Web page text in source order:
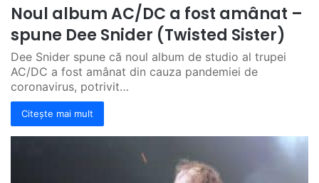
Noul album AC/DC a fost amânat –
spune Dee Snider (Twisted Sister)
Dee Snider spune că noul album de studio al trupei
AC/DC a fost amânat din cauza pandemiei de
coronavirus, potrivit…
Citește mai mult